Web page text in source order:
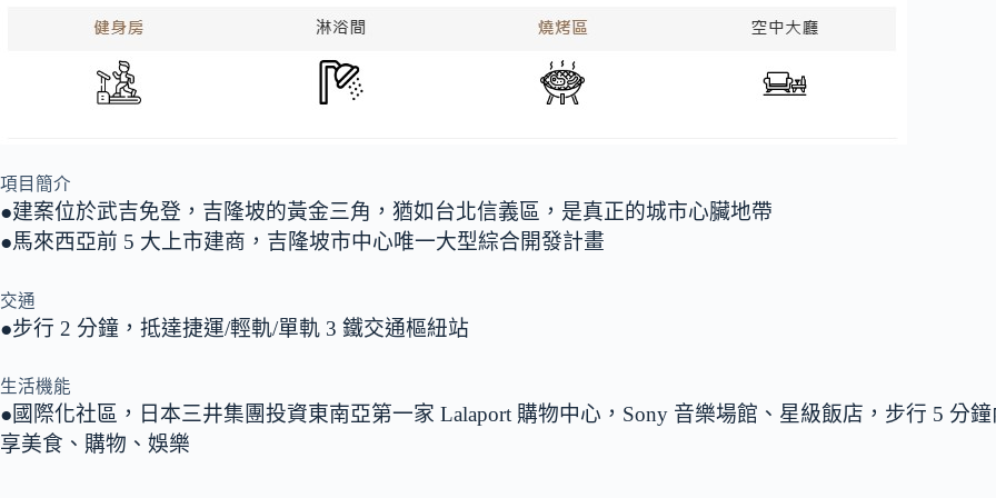
項目簡介
●建案位於武吉免登，吉隆坡的黃金三角，猶如台北信義區，是真正的城市心臟地帶
●馬來西亞前 5 大上市建商，吉隆坡市中心唯一大型綜合開發計畫
交通
●步行 2 分鐘，抵達捷運/輕軌/單軌 3 鐵交通樞紐站
生活機能
●國際化社區，日本三井集團投資東南亞第一家 Lalaport 購物中心，Sony 音樂場館、星級飯店，步行 5 分
享美食、購物、娛樂